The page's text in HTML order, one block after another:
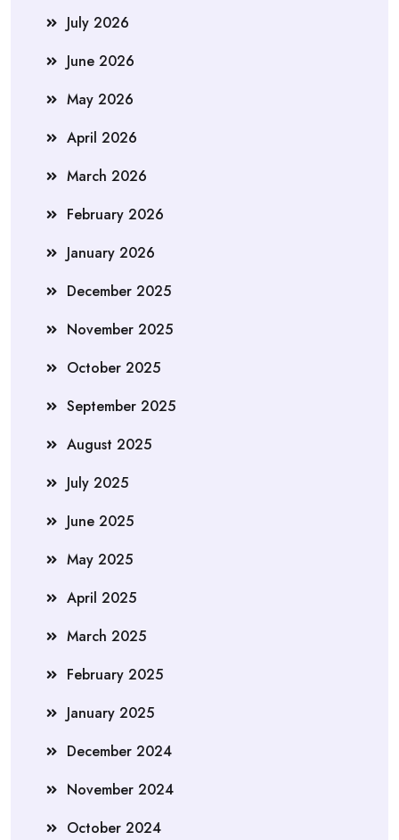
July 2026
June 2026
May 2026
April 2026
March 2026
February 2026
January 2026
December 2025
November 2025
October 2025
September 2025
August 2025
July 2025
June 2025
May 2025
April 2025
March 2025
February 2025
January 2025
December 2024
November 2024
October 2024